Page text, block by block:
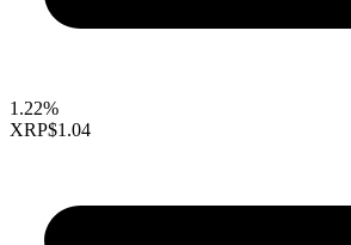
1.22%
XRP$1.04